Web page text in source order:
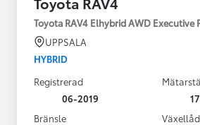
Toyota RAV4 Elhybrid AWD Executive
UPPSALA
HYBRID
Registrerad
06-2019
Bränsle